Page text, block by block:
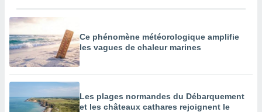
Ce phénomène météorologique amplifie
les vagues de chaleur marines
Les plages normandes du Débarquement
et les châteaux cathares rejoignent le